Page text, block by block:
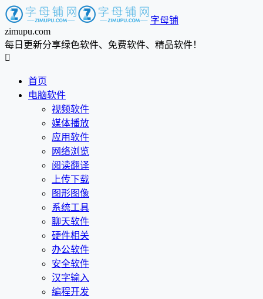
字母铺
zimupu.com
每日更新分享绿色软件、免费软件、精品软件！

首页
电脑软件
视频软件
媒体播放
应用软件
网络浏览
阅读翻译
上传下载
图形图像
系统工具
聊天软件
硬件相关
办公软件
安全软件
汉字输入
编程开发